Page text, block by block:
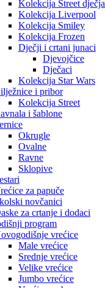
Kolekcija Street dječja
Kolekcija Liverpool
Kolekcija Smiley
Kolekcija Frozen
Dječji i crtani junaci
Djevojčice
Dječaci
Kolekcija Star Wars
i pribor
Kolekcija Street
i šablone
Okrugle
Ovalne
Ravne
Sklopive
za papuče
novčanici
za crtanje i dodaci
program
vrećice
Male vrećice
Srednje vrećice
Velike vrećice
Jumbo vrećice